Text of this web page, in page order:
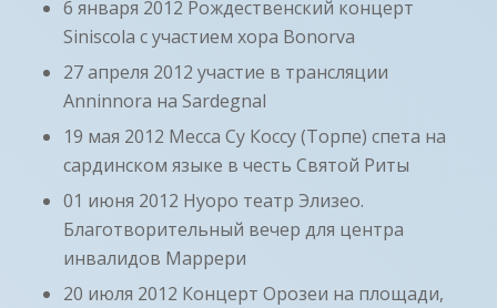
6 января 2012 Рождественский концерт
Siniscola с участием хора Bonorva
27 апреля 2012 участие в трансляции
Anninnora на Sardegnal
19 мая 2012 Месса Су Коссу (Торпе) спета на
сардинском языке в честь Святой Риты
01 июня 2012 Нуоро театр Элизео.
Благотворительный вечер для центра
инвалидов Маррери
20 июля 2012 Концерт Орозеи на площади,